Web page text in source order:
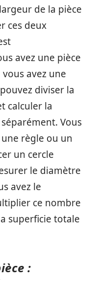
de la pièce
ces deux
avez une pièce
avez une
diviser la
calculer la
Vous
règle ou un
un cercle
le diamètre
avez le
ce nombre
superficie totale
: